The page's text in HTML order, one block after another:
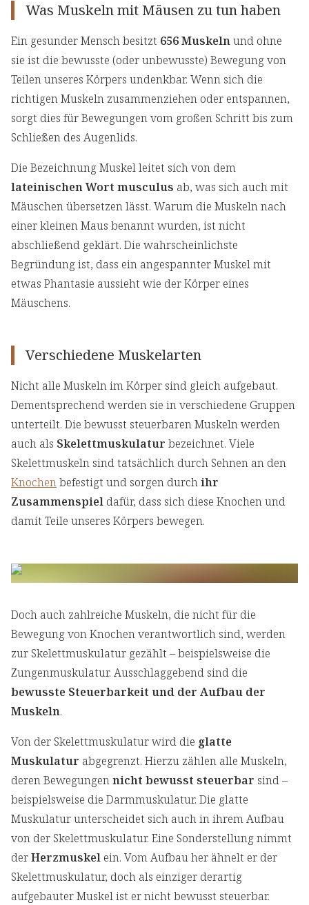
Was Muskeln mit Mäusen zu tun haben
Ein gesunder Mensch besitzt 656 Muskelnund ohne
sie ist die bewusste (oder unbewusste) Bewegung von
Teilen unseres Körpers undenkbar. Wenn sich die
richtigen Muskeln zusammenziehen oder entspannen,
sorgt dies für Bewegungen vom großen Schritt bis zum
Schließen des Augenlids.
Die Bezeichnung Muskel leitet sich von dem
lateinischen Wort musculus ab, was sich auch mit
Mäuschen übersetzen lässt. Warum die Muskeln nach
einer kleinen Maus benannt wurden, ist nicht
abschließend geklärt. Die wahrscheinlichste
Begründung ist, dass ein angespannter Muskel mit
etwas Phantasie aussieht wie der Körper eines
Mäuschens.
Verschiedene Muskelarten
Nicht alle Muskeln im Körper sind gleich aufgebaut.
Dementsprechend werden sie in verschiedene Gruppen
unterteilt. Die bewusst steuerbaren Muskeln werden
auch als Skelettmuskulatur bezeichnet. Viele
Skelettmuskeln sind tatsächlich durch Sehnen an den
Knochenbefestigt und sorgen durchihr
Zusammenspiel dafür, dass sich diese Knochen und
damit Teile unseres Körpers bewegen.
Doch auch zahlreiche Muskeln, die nicht für die
Bewegung von Knochen verantwortlich sind, werden
zur Skelettmuskulatur gezählt – beispielsweise die
Zungenmuskulatur. Ausschlaggebend sind die
bewusste Steuerbarkeit und der Aufbau der
Muskeln.
Von der Skelettmuskulatur wird die glatte
Muskulatur abgegrenzt. Hierzu zählen alle Muskeln,
deren Bewegungennicht bewusst steuerbar sind –
beispielsweise die Darmmuskulatur. Die glatte
Muskulatur unterscheidet sich auch in ihrem Aufbau
von der Skelettmuskulatur. Eine Sonderstellung nimmt
derHerzmuskel ein. Vom Aufbau her ähnelt er der
Skelettmuskulatur, doch als einziger derartig
aufgebauter Muskel ist er nicht bewusst steuerbar.